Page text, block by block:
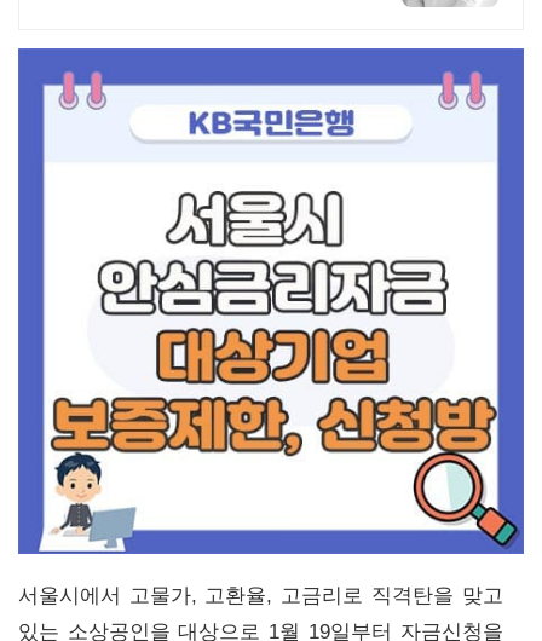
서울시에서 고물가, 고환율, 고금리로 직격탄을 맞고
있는 소상공인을 대상으로 1월 19일부터 자금신청을